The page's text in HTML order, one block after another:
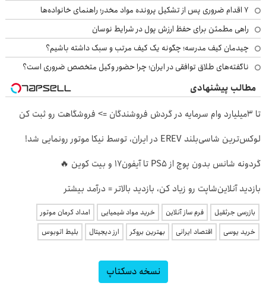
۷ اقدام ضروری پس از تشکیل پرونده مواد مخدر؛ راهنمای خانواده‌ها
راهی مطمئن برای حفظ ارزش پول در شرایط نوسان
چیدمان کیف مدرسه؛ چگونه یک کیف مرتب و سبک داشته باشیم؟
ناگفته‌های طلاق توافقی در ایران؛ چرا حضور وکیل متخصص ضروری است؟
مطالب پیشنهادی
تا 3میلیارد وام سرمایه در گردش فروشندگان => فروشگاهت رو ثبت کن
لوکس‌ترین شاسی‌بلند EREV در ایران، توسط نیکا موتور رونمایی شد!
گردونه شانس بدون پوچ از PS5 تا آیفون17 و بیت کوین 🔥
بازدید آنلاین‌شاپت رو زیاد کن، بازدید بالاتر = درآمد بیشتر
بازرسی جرثقیل فرم ساز آنلاین خرید مواد شیمیایی
امداد کرمان موتور
خرید یوسی
اقتصاد ایرانی بهترین بروکر ارز دیجیتال بلیط اتوبوس
نسخه دسکتاپ